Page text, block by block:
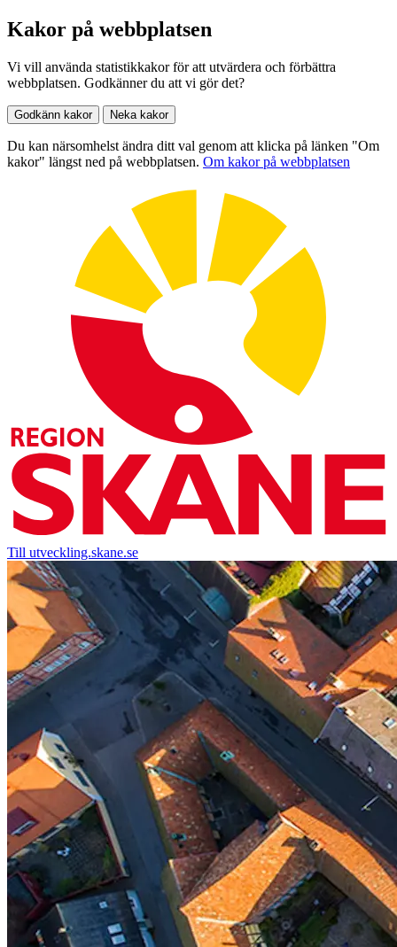
Kakor på webbplatsen
Vi vill använda statistikkakor för att utvärdera och förbättra
webbplatsen. Godkänner du att vi gör det?
Godkänn kakor Neka kakor
Du kan närsomhelst ändra ditt val genom att klicka på länken "Om
kakor" längst ned på webbplatsen. Om kakor på webbplatsen
Till utveckling.skane.se